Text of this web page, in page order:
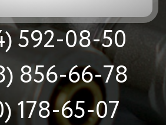
592-08-50
856-66-78
178-65-07